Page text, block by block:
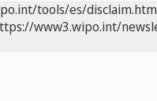
tools/es/
www3.wipo.int/